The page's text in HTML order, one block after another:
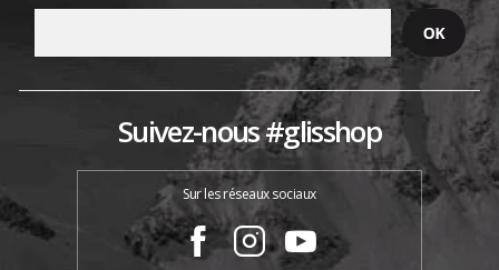
Suivez-nous #glisshop
Sur les réseaux sociaux